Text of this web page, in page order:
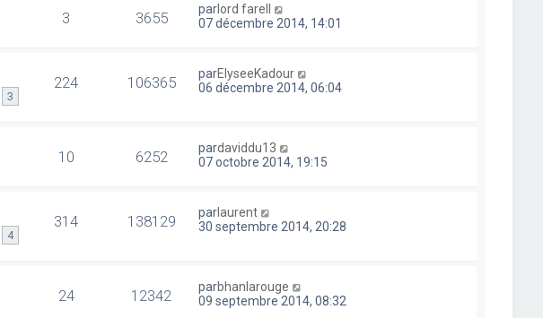
3 3655 parlord farell
07 décembre 2014, 14:01
3
224 106365 parElyseeKadour
06 décembre 2014, 06:04
10 6252 pardaviddu13
07 octobre 2014, 19:15
4
314 138129 parlaurent
30 septembre 2014, 20:28
24 12342 parbhanlarouge
09 septembre 2014, 08:32